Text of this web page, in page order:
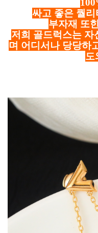
싸고 좋은 퀄
부자재 또
저희 골드럭스는 자
며 어디서나 당당하
도